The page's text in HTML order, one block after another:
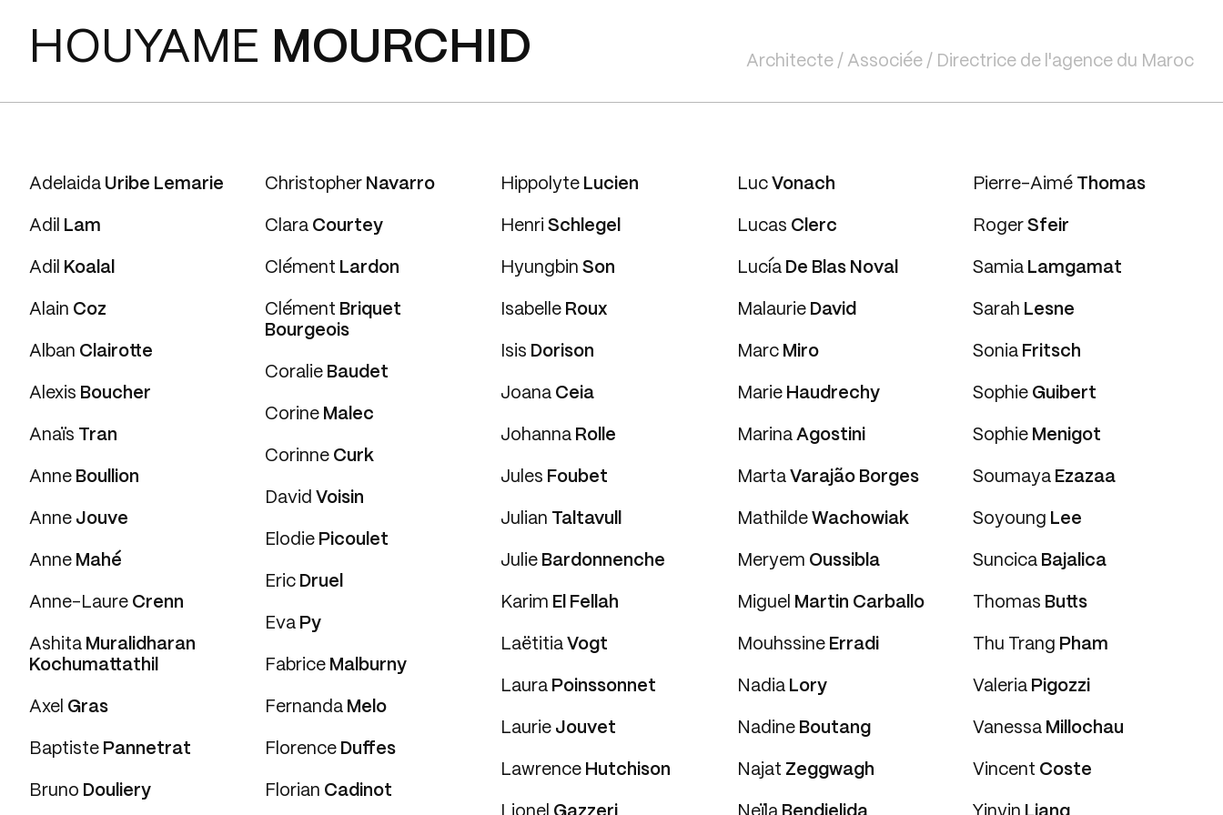
HOUYAME MOURCHID Architecte / Associée / Directrice de l'agence du Maroc
Adelaida Uribe Lemarie
Adil Lam
Adil Koalal
Alain Coz
Alban Clairotte
Alexis Boucher
Anaïs Tran
Anne Boullion
Anne Jouve
Anne Mahé
Anne-Laure Crenn
Ashita Muralidharan
Kochumattathil
Axel Gras
Baptiste Pannetrat
Bruno Douliery
Christopher Navarro
Clara Courtey
Clément Lardon
Clément Briquet
Bourgeois
Coralie Baudet
Corine Malec
Corinne Curk
David Voisin
Elodie Picoulet
Eric Druel
Eva Py
Fabrice Malburny
Fernanda Melo
Florence Duffes
Florian Cadinot
Hippolyte Lucien
HenriSchlegel
HyungbinSon
Isabelle Roux
Isis Dorison
Joana Ceia
Johanna Rolle
Jules Foubet
Julian Taltavull
Julie Bardonnenche
Karim El Fellah
Laëtitia Vogt
Laura Poinssonnet
Laurie Jouvet
Lawrence Hutchison
Luc Vonach
Lucas Clerc
Lucía De Blas Noval
Malaurie David
Marc Miro
Marie Haudrechy
Marina Agostini
Marta Varajão Borges
Mathilde Wachowiak
Meryem Oussibla
Miguel Martin Carballo
Mouhssine Erradi
Nadia Lory
Nadine Boutang
Najat Zeggwagh
Pierre-Aimé Thomas
Roger Sfeir
Samia Lamgamat
Sarah Lesne
Sonia Fritsch
Sophie Guibert
Sophie Menigot
Soumaya Ezazaa
Soyoung Lee
Suncica Bajalica
Thomas Butts
Thu Trang Pham
Valeria Pigozzi
Vanessa Millochau
Vincent Coste